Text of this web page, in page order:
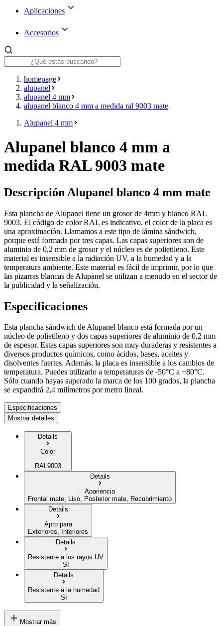
Aplicaciones
Accesorios
homepage
alupanel
alupanel 4 mm
alupanel blanco 4 mm a medida ral 9003 mate
Alupanel 4 mm
Alupanel blanco 4 mm a
medida RAL 9003 mate
Descripción Alupanel blanco 4 mm mate
Esta plancha de Alupanel tiene un grosor de 4mm y blanco RAL
9003. El código de color RAL es indicativo, el color de la placa es
una aproximación. Llamamos a este tipo de lámina sándwich,
porque está formada por tres capas. Las capas superiores son de
aluminio de 0,2 mm de grosor y el núcleo es de polietileno. Este
material es insensible a la radiación UV, a la humedad y a la
temperatura ambiente. Este material es fácil de imprimir, por lo que
las pizarras blancas de Alupanel se utilizan a menudo en el sector de
la publicidad y la señalización.
Especificaciones
Esta plancha sándwich de Alupanel blanco está formada por un
núcleo de polietileno y dos capas superiores de aluminio de 0,2 mm
de espesor. Estas capas superiores son muy duraderas y resistentes a
diversos productos químicos, como ácidos, bases, aceites y
disolventes fuertes. Además, la placa es insensible a los cambios de
temperatura. Puedes utilizarlo a temperaturas de -50°C a +80°C.
Sólo cuando hayas superado la marca de los 100 grados, la plancha
se expandirá 2,4 milímetros por metro lineal.
Especificaciones
Mostrar detalles
Details
Color
RAL9003
Details
Apariencia
Frontal mate, Liso, Posterior mate, Recubrimiento
Details
Apto para
Exteriores, Interiores
Details
Resistente a los rayos UV
Sí
Details
Resistente a la humedad
Sí
Mostrar más